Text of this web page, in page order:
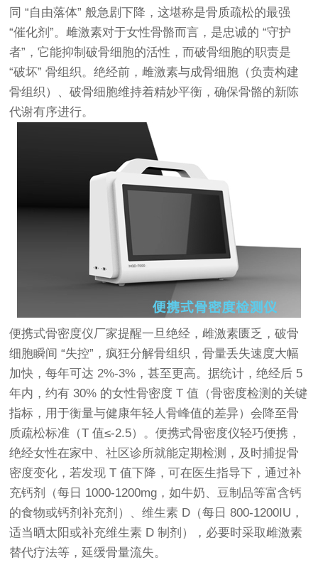
同 “自由落体” 般急剧下降，这堪称是骨质疏松的最强
“催化剂”。雌激素对于女性骨骼而言，是忠诚的 “守护
者”，它能抑制破骨细胞的活性，而破骨细胞的职责是
“破坏” 骨组织。绝经前，雌激素与成骨细胞（负责构建
骨组织）、破骨细胞维持着精妙平衡，确保骨骼的新陈
代谢有序进行。
便携式骨密度仪厂家提醒一旦绝经，雌激素匮乏，破骨
细胞瞬间 “失控”，疯狂分解骨组织，骨量丢失速度大幅
加快，每年可达 2%-3%，甚至更高。据统计，绝经后 5
年内，约有 30% 的女性骨密度 T 值（骨密度检测的关键
指标，用于衡量与健康年轻人骨峰值的差异）会降至骨
质疏松标准（T 值≤-2.5）。便携式骨密度仪轻巧便携，
绝经女性在家中、社区诊所就能定期检测，及时捕捉骨
密度变化，若发现 T 值下降，可在医生指导下，通过补
充钙剂（每日 1000-1200mg，如牛奶、豆制品等富含钙
的食物或钙剂补充剂）、维生素 D（每日 800-1200IU，
适当晒太阳或补充维生素 D 制剂），必要时采取雌激素
替代疗法等，延缓骨量流失。